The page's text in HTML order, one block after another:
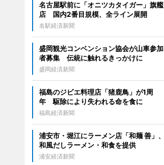
名古屋駅前に「オニツカタイガー」旗艦
店 国内2番目規模、全ライン展開
名駅経済新聞
盛岡観光コンベンション協会が山車参加
者募集 伝統に触れるきっかけに
盛岡経済新聞
福島のジビエ料理店「猪鹿鳥」が1周
年 駆除により失われる命を食に
福島経済新聞
浦安市・堀江にラーメン店「和麺 善」、
和風だしラーメン・和食を提供
浦安経済新聞